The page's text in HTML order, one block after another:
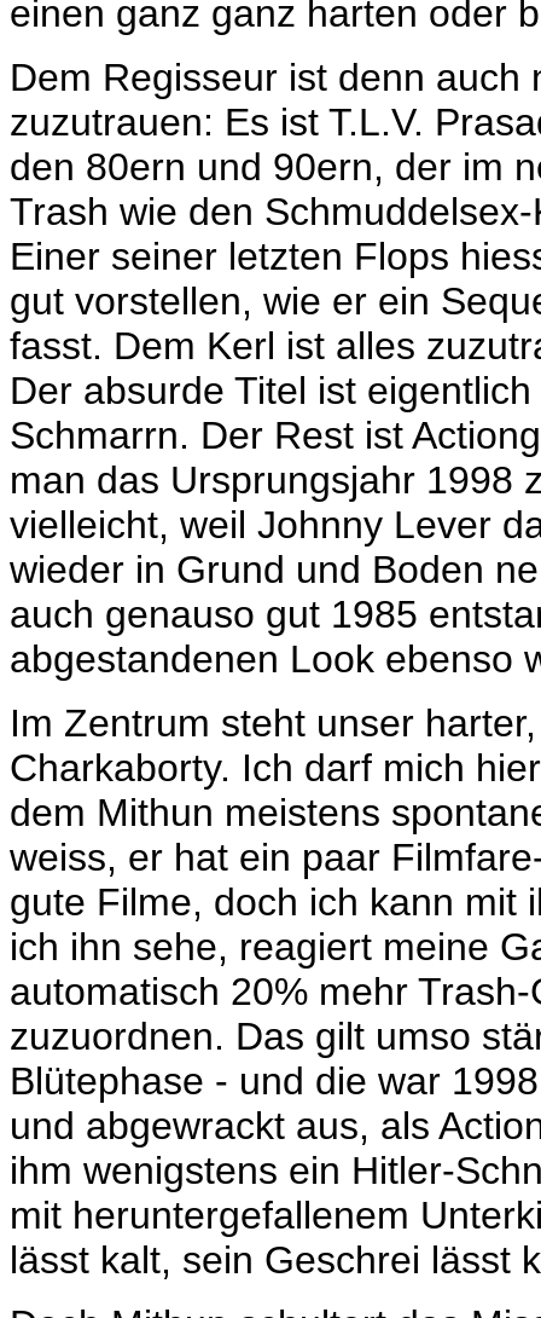
einen ganz ganz harten oder
Dem Regisseur ist denn auch
zuzutrauen: Es ist T.L.V.
den 80ern und 90ern, der im
Trash wie den
Einer seiner letzten Flops
gut vorstellen, wie er ein
fasst. Dem Kerl ist alles
Der absurde Titel ist
Schmarrn. Der Rest ist
man das Ursprungsjahr 1998
vielleicht, weil Johnny Lever
wieder in Grund und Boden
auch genauso gut 1985
abgestandenen Look ebenso
Im Zentrum steht unser
Charkaborty. Ich darf mich
dem Mithun meistens
weiss, er hat ein paar
gute Filme, doch ich kann mit
ich ihn sehe, reagiert meine
automatisch 20% mehr
zuzuordnen. Das gilt umso
Blütephase - und die war
und abgewrackt aus, als
ihm wenigstens ein Hitler-
mit heruntergefallenem
lässt kalt, sein Geschrei lässt